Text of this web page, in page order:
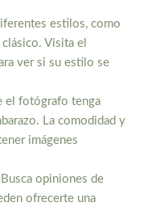
estilos, como
Visita el
ver si su estilo se
el fotógrafo tenga
La comodidad y
imágenes
Busca opiniones de
ofrecerte una